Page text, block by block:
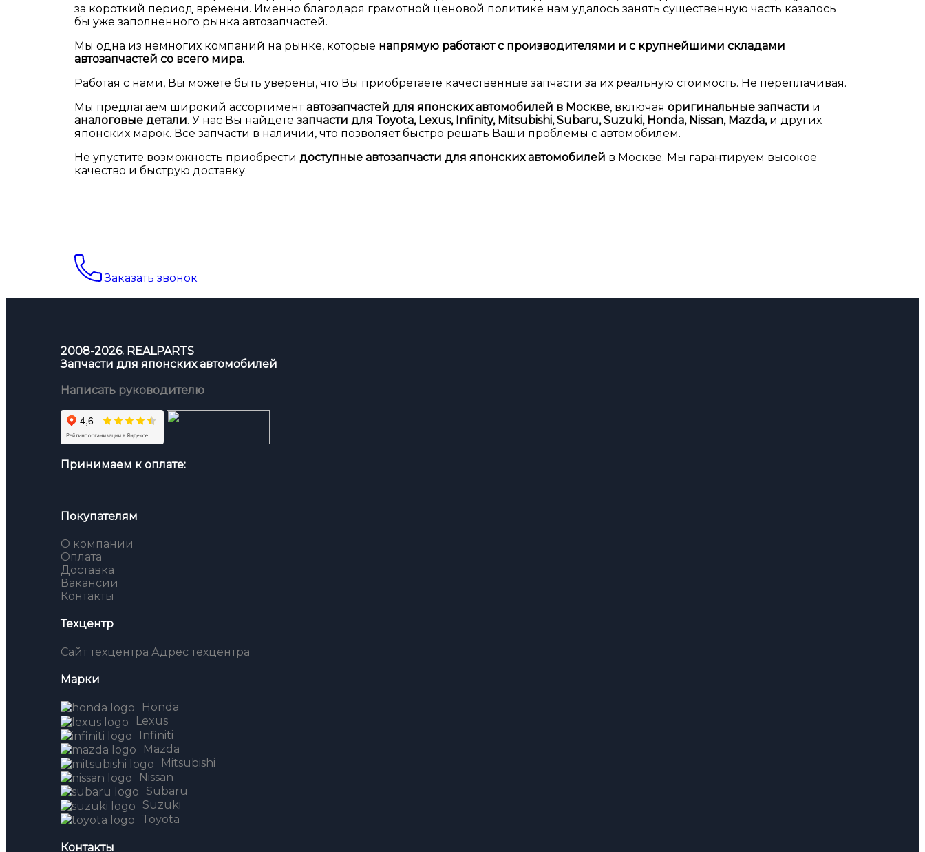
за короткий период времени. Именно благодаря грамотной ценовой политике нам удалось занять существенную часть казалось
бы уже заполненного рынка автозапчастей.
Мы одна из немногих компаний на рынке, которые напрямую работают с производителями и с крупнейшими складами
автозапчастей со всего мира.
Работая с нами, Вы можете быть уверены, что Вы приобретаете качественные запчасти за их реальную стоимость. Не переплачивая.
Мы предлагаем широкий ассортиментавтозапчастей для японских автомобилей в Москве, включая оригинальные запчасти и
аналоговые детали. У нас Вы найдете запчасти для Toyota, Lexus, Infinity, Mitsubishi, Subaru, Suzuki, Honda, Nissan, Mazda,и других
японских марок. Все запчасти в наличии, что позволяет быстро решать Ваши проблемы с автомобилем.
Не упустите возможность приобрести доступные автозапчасти для японских автомобилей в Москве. Мы гарантируем высокое
качество и быструю доставку.
Заказать звонок
2008-2026. REALPARTS
Запчасти для японских автомобилей
Написать руководителю
Принимаем к оплате:
Покупателям
О компании
Оплата
Доставка
Вакансии
Контакты
Техцентр
Сайт техцентра Адрес техцентра
Марки
Honda
Lexus
Infiniti
Mazda
Mitsubishi
Nissan
Subaru
Suzuki
Toyota
Контакты